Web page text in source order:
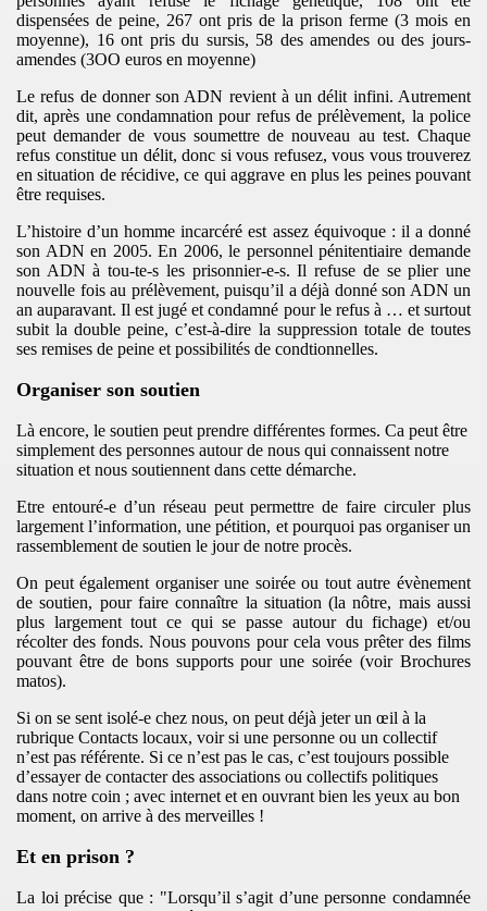
dispensées de peine, 267 ont pris de la prison ferme (3 mois en
moyenne), 16 ont pris du sursis, 58 des amendes ou des jours-
amendes (3OO euros en moyenne)
Le refus de donner son ADN revient à un délit infini. Autrement
dit, après une condamnation pour refus de prélèvement, la police
peut demander de vous soumettre de nouveau au test. Chaque
refus constitue un délit, donc si vous refusez, vous vous trouverez
en situation de récidive, ce qui aggrave en plus les peines pouvant
être requises.
L’histoire d’un homme incarcéré est assez équivoque : il a donné
son ADN en 2005. En 2006, le personnel pénitentiaire demande
son ADN à tou-te-s les prisonnier-e-s. Il refuse de se plier une
nouvelle fois au prélèvement, puisqu’il a déjà donné son ADN un
an auparavant. Il est jugé et condamné pour le refus à … et surtout
subit la double peine, c’est-à-dire la suppression totale de toutes
ses remises de peine et possibilités de condtionnelles.
Organiser son soutien
Là encore, le soutien peut prendre différentes formes. Ca peut être
simplement des personnes autour de nous qui connaissent notre
situation et nous soutiennent dans cette démarche.
Etre entouré-e d’un réseau peut permettre de faire circuler plus
largement l’information, une pétition, et pourquoi pas organiser un
rassemblement de soutien le jour de notre procès.
On peut également organiser une soirée ou tout autre évènement
de soutien, pour faire connaître la situation (la nôtre, mais aussi
plus largement tout ce qui se passe autour du fichage) et/ou
récolter des fonds. Nous pouvons pour cela vous prêter des films
pouvant être de bons supports pour une soirée (voir Brochures
matos).
Si on se sent isolé-e chez nous, on peut déjà jeter un œil à la
rubrique Contacts locaux, voir si une personne ou un collectif
n’est pas référente. Si ce n’est pas le cas, c’est toujours possible
d’essayer de contacter des associations ou collectifs politiques
dans notre coin ; avec internet et en ouvrant bien les yeux au bon
moment, on arrive à des merveilles !
Et en prison ?
La loi précise que : "Lorsqu’il s’agit d’une personne condamnée
de savoirs (RERS)
(SIL)